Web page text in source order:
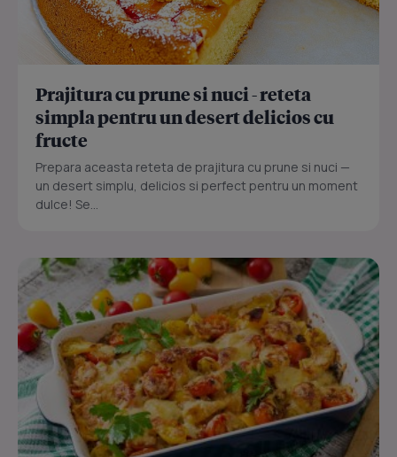
Prajitura cu prune si nuci - reteta
simpla pentru un desert delicios cu
fructe
Prepara aceasta reteta de prajitura cu prune si nuci —
un desert simplu, delicios si perfect pentru un moment
dulce! Se...